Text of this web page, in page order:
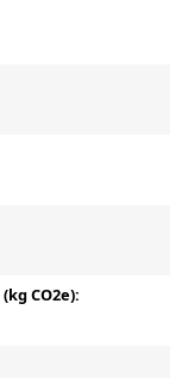
CO2e):